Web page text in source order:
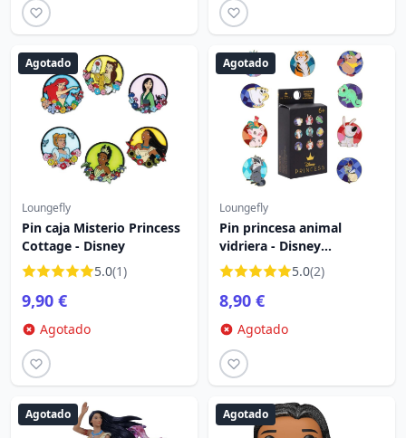
Agotado
Loungefly
Pin caja Misterio Princess
Cottage - Disney
5.0(1)
9,90 €
Agotado
Agotado
Loungefly
Pin princesa animal
vidriera - Disney
Loungefly 5.0(2)
8,90 €
Agotado
Agotado Agotado